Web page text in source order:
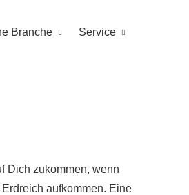
Branche Service
Dich zukommen, wenn
aufkommen. Eine